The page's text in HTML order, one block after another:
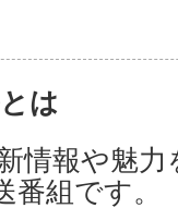
は
情報や魅
組です。